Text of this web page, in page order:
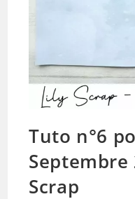
Tuto n°6
Septembre
Scrap